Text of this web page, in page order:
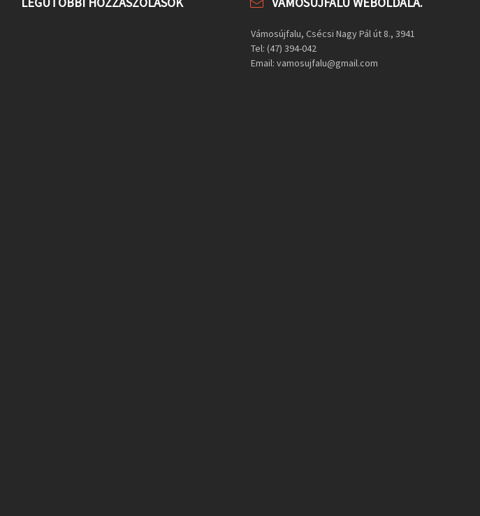
Vámosújfalu, Csécsi Nagy Pál út 8., 3941
Tel: (47) 394-042
Email: vamosujfalu@gmail.com